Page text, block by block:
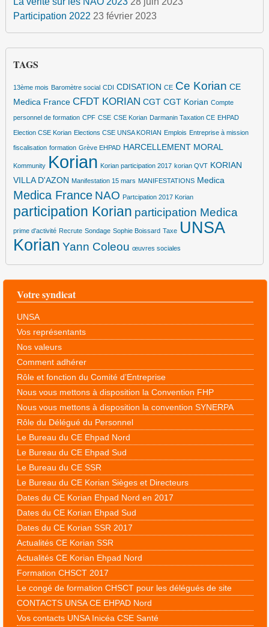
Participation 2022 23 février 2023
TAGS
13ème mois Baromètre social CDI CDISATION CE Ce Korian CE
Medica France CFDT KORIAN CGT CGT Korian Compte
personnel de formation CPF CSE CSE Korian Darmanin Taxation CE EHPAD
Election CSE Korian Elections CSE UNSA KORIAN Emplois Entreprise à mission
fiscalisation formation Grève EHPAD HARCELLEMENT MORAL
Kommunity Korian Korian participation 2017 korian QVT KORIAN
VILLA D'AZON Manifestation 15 mars MANIFESTATIONS Medica
Medica France NAO Partcipation 2017 Korian
participation Korian participation Medica
prime d'activité Recrute Sondage Sophie Boissard Taxe UNSA
Korian Yann Coleou œuvres sociales
Votre syndicat
UNSA
Vos représentants
Nos valeurs
Comment adhérer
Rôle et fonction du Comité d’Entreprise
Nous vous mettons à disposition la Convention FHP
Nous vous mettons à disposition la convention SYNERPA
Rôle du Délégué du Personnel
Le Bureau du CE Ehpad Nord
Le Bureau du CE Ehpad Sud
Le Bureau du CE SSR
Le Bureau du CE Korian Sièges et Directeurs
Dates du CE Korian Ehpad Nord en 2017
Dates du CE Korian Ehpad Sud
Dates du CE Korian SSR 2017
Actualités CE Korian SSR
Actualités CE Korian Ehpad Nord
Formation CHSCT 2017
Le congé de formation CHSCT pour les délégués de site
CONTACTS UNSA CE EHPAD Nord
Vos contacts UNSA Inicéa CSE Santé